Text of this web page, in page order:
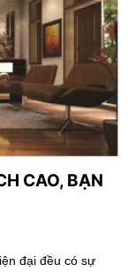
CAO, BẠN
đại đều có sự